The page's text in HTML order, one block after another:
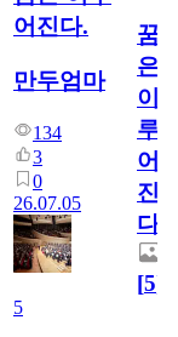
어진다.
만두엄마
134
3
0
26.07.05
5
꿈
은
이
루
어
진
다.
[5]